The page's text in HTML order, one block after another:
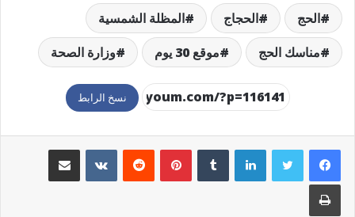
الحج الحجاج
المظلة الشمسية
مناسك الحج
موقع 30 يوم وزارة الصحة
نسخ الرابط
لينكدإن بينتيريست مشاركة عبر البريد
طباعة